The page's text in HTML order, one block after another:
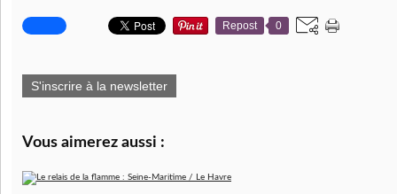
Repost 0
S'inscrire à la newsletter
Vous aimerez aussi :